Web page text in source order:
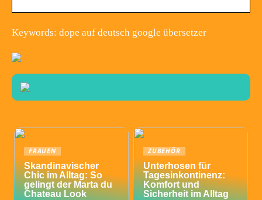
Keywords: dope auf deutsch google übersetzer
FRAUEN
Skandinavischer
Chic im Alltag: So
gelingt der Marta du
Chateau Look
ZUBEHÖR
Unterhosen für
Tagesinkontinenz:
Komfort und
Sicherheit im Alltag